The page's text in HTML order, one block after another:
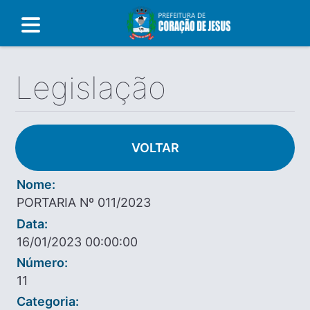
Legislação
VOLTAR
Nome:
PORTARIA Nº 011/2023
Data:
16/01/2023 00:00:00
Número:
11
Categoria: